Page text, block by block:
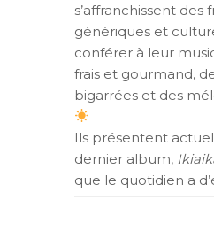
s’affranchissent des
génériques et
conférer à leur
frais et gourmand,
bigarrées et des
Ils présentent
dernier album,
que le quotidien a